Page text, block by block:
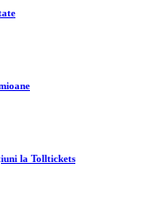
la Tolltickets